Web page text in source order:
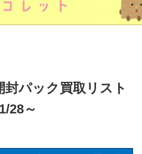
パック買取リスト
28～